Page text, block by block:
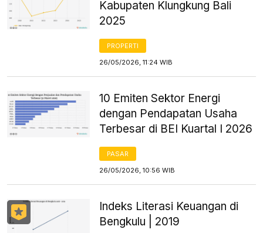
Kabupaten Klungkung Bali
2025
PROPERTI
26/05/2026, 11:24 WIB
10 Emiten Sektor Energi
dengan Pendapatan Usaha
Terbesar di BEI Kuartal I 2026
PASAR
26/05/2026, 10:56 WIB
Indeks Literasi Keuangan di
Bengkulu | 2019